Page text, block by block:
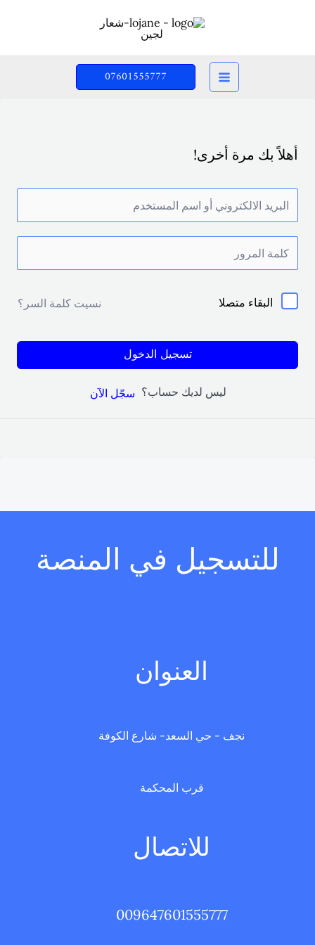
07601555777
أهلاً بك مرة أخرى!
البقاء متصلا نسيت كلمة السر؟
تسجيل الدخول
ليس لديك حساب؟ سجّل الآن
للتسجيل في المنصة
العنوان
نجف - حي السعد- شارع الكوفة
قرب المحكمة
للاتصال
009647601555777